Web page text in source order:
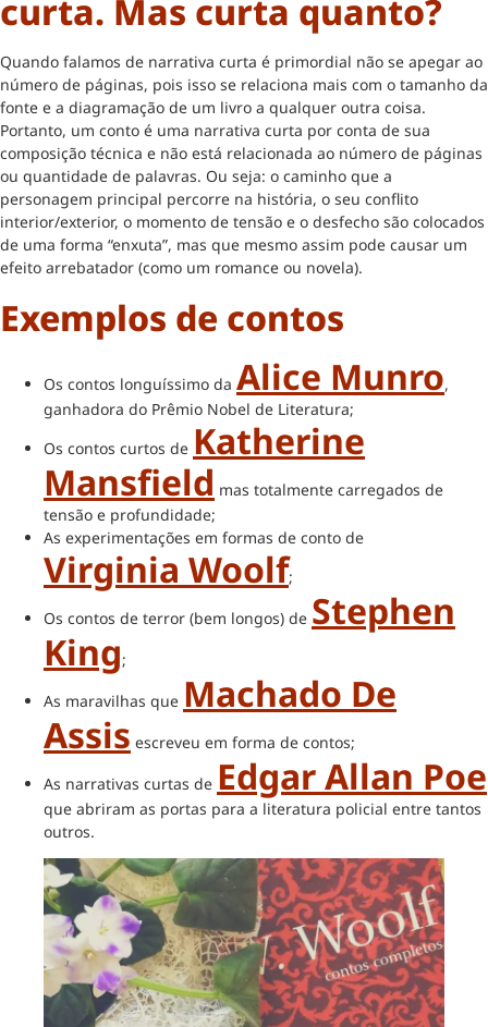
curta. Mas curta quanto?
Quando falamos de narrativa curta é primordial não se apegar ao
número de páginas, pois isso se relaciona mais com o tamanho da
fonte e a diagramação de um livro a qualquer outra coisa.
Portanto, um conto é uma narrativa curta por conta de sua
composição técnica e não está relacionada ao número de páginas
ou quantidade de palavras. Ou seja: o caminho que a
personagem principal percorre na história, o seu conflito
interior/exterior, o momento de tensão e o desfecho são colocados
de uma forma “enxuta”, mas que mesmo assim pode causar um
efeito arrebatador (como um romance ou novela).
Exemplos de contos
Os contos longuíssimo da Alice Munro,
ganhadora do Prêmio Nobel de Literatura;
Os contos curtos de Katherine
Mansfield mas totalmente carregados de
tensão e profundidade;
As experimentações em formas de conto de
Virginia Woolf;
Os contos de terror (bem longos) de Stephen
King;
As maravilhas que Machado De
Assis escreveu em forma de contos;
As narrativas curtas de Edgar Allan Poe
que abriram as portas para a literatura policial entre tantos
outros.